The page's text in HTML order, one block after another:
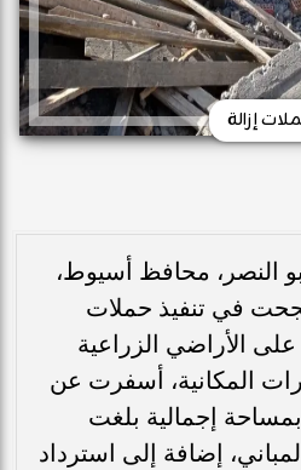
إزالة
النصر، محافظ أسيوط،
في تنفيذ حملات
على الأراضي الزراعية
المكانية، أسفرت عن
بمساحة إجمالية بلغت
المباني، إضافة إلى استرداد